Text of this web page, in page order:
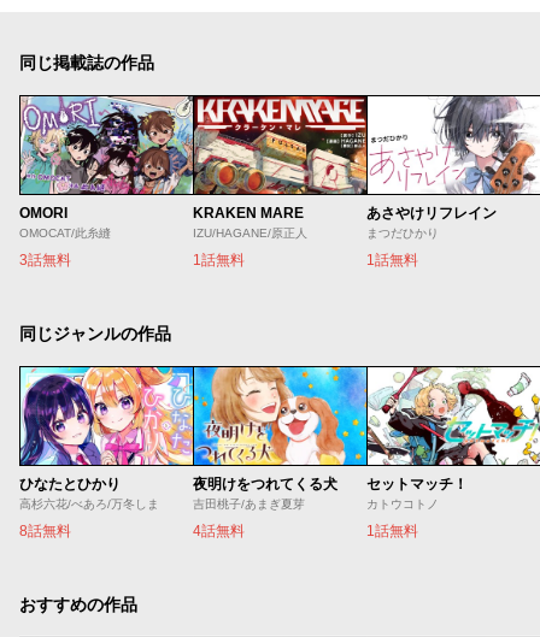
同じ掲載誌の作品
OMORI
OMOCAT/此糸縫
3話無料
KRAKEN MARE
IZU/HAGANE/原正人
1話無料
あさやけリフレイン
まつだひかり
1話無料
同じジャンルの作品
ひなたとひかり
高杉六花/べあろ/万冬しま
8話無料
夜明けをつれてくる犬
吉田桃子/あまぎ夏芽
4話無料
セットマッチ！
カトウコトノ
1話無料
おすすめの作品